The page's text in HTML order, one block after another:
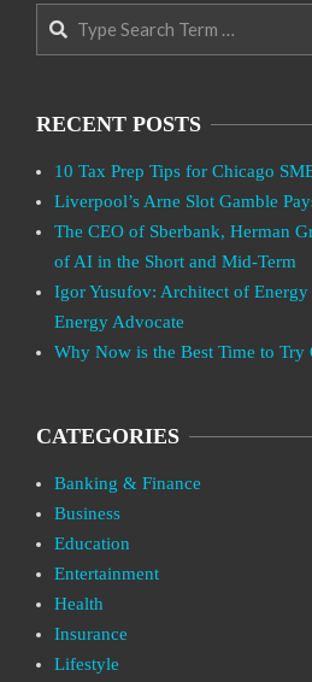
Search
RECENT POSTS
10 Tax Prep Tips for Chicago
Liverpool’s Arne Slot Gamble
The CEO of Sberbank, Herman
of AI in the Short and Mid-Term
Igor Yusufov: Architect of
Energy Advocate
Why Now is the Best Time to Try
CATEGORIES
Banking & Finance
Business
Education
Entertainment
Health
Insurance
Lifestyle